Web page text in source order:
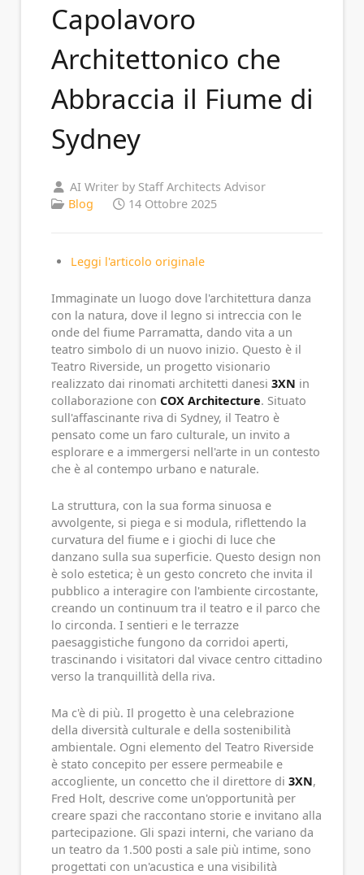
Capolavoro
Architettonico che
Abbraccia il Fiume di
Sydney
AI Writer by Staff Architects Advisor
Blog
14 Ottobre 2025
Leggi l'articolo originale
Immaginate un luogo dove l'architettura danza
con la natura, dove il legno si intreccia con le
onde del fiume Parramatta, dando vita a un
teatro simbolo di un nuovo inizio. Questo è il
Teatro Riverside, un progetto visionario
realizzato dai rinomati architetti danesi 3XN in
collaborazione con COX Architecture. Situato
sull'affascinante riva di Sydney, il Teatro è
pensato come un faro culturale, un invito a
esplorare e a immergersi nell'arte in un contesto
che è al contempo urbano e naturale.
La struttura, con la sua forma sinuosa e
avvolgente, si piega e si modula, riflettendo la
curvatura del fiume e i giochi di luce che
danzano sulla sua superficie. Questo design non
è solo estetica; è un gesto concreto che invita il
pubblico a interagire con l'ambiente circostante,
creando un continuum tra il teatro e il parco che
lo circonda. I sentieri e le terrazze
paesaggistiche fungono da corridoi aperti,
trascinando i visitatori dal vivace centro cittadino
verso la tranquillità della riva.
Ma c'è di più. Il progetto è una celebrazione
della diversità culturale e della sostenibilità
ambientale. Ogni elemento del Teatro Riverside
è stato concepito per essere permeabile e
accogliente, un concetto che il direttore di 3XN,
Fred Holt, descrive come un'opportunità per
creare spazi che raccontano storie e invitano alla
partecipazione. Gli spazi interni, che variano da
un teatro da 1.500 posti a sale più intime, sono
progettati con un'acustica e una visibilità